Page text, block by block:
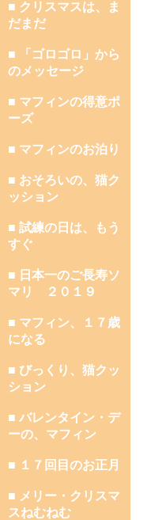
■ クリスマスは、ま
だまだ
■ 「ゴロゴロ」から
のメッセージ
■ マフィンの得意ポ
ーズ
■ マフィンのお泊り
■ おそろいの、猫ク
ッション
■ 試練の日は、もう
すぐ
■ 日本一のご長寿ソ
マリ ２０１９
■ マフィン、１７歳
になる
■ びっくり、猫クッ
ション
■ バレンタイン・デ
ーの、マフィン
■ １７回目のお正月
■ メリー・クリスマ
スねむねむ